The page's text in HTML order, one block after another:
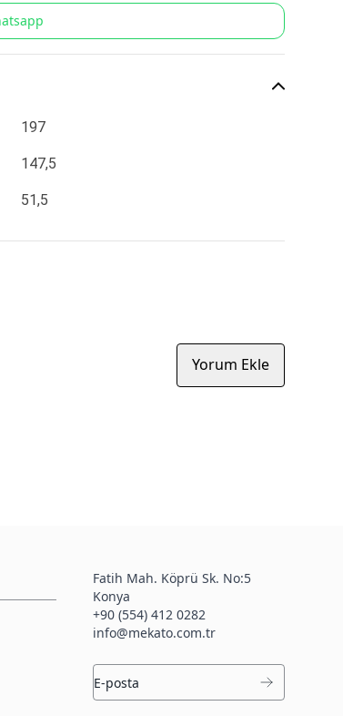
197
147,5
51,5
Yorum Ekle
Fatih Mah. Köprü Sk. No:5
Konya
+90 (554) 412 0282
info@mekato.com.tr